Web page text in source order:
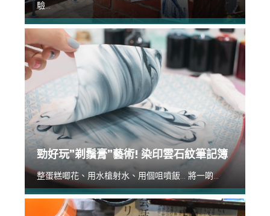
驗...
勁好玩”剃鬚膏”藝術! 染印雲石紋筆記簿
整蛋糕唧花、用水槍射水、用個咀噴飯... 將一啲...